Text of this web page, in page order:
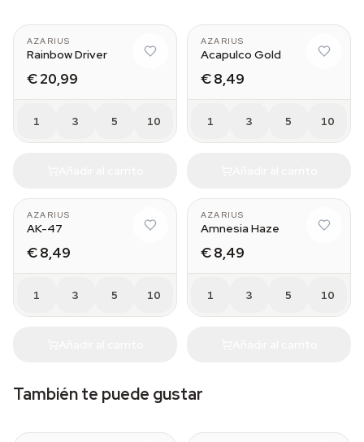
AZARIUS
Rainbow Driver
€ 20,99
1 3 5 10
AZARIUS
Acapulco Gold
€ 8,49
1 3 5 10
AZARIUS
AK-47
€ 8,49
1 3 5 10
AZARIUS
Amnesia Haze
€ 8,49
1 3 5 10
También te puede gustar